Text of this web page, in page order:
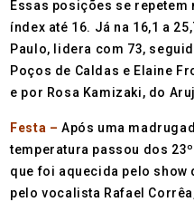
Essas posições se
índex até 16. Já na 16,1 a
Paulo, lidera com 73,
Poços de Caldas e Elaine
e por Rosa Kamizaki, do
Festa – Após uma
temperatura passou dos
que foi aquecida pelo show
pelo vocalista Rafael